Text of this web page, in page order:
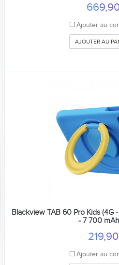
Ajouter au
AJOUTER AU
Blackview TAB 60 Pro Kids (4G
- 7 700
Ajouter au